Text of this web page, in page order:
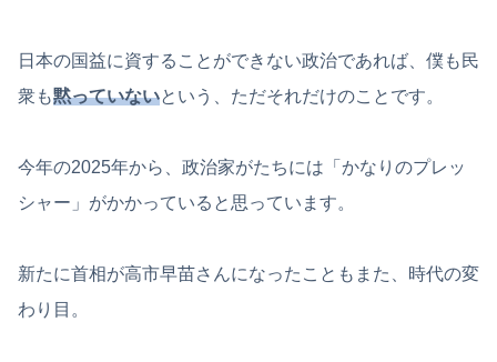
日本の国益に資することができない政治であれば、僕も民
衆も黙っていないという、ただそれだけのことです。
今年の2025年から、政治家がたちには「かなりのプレッ
シャー」がかかっていると思っています。
新たに首相が高市早苗さんになったこともまた、時代の変
わり目。